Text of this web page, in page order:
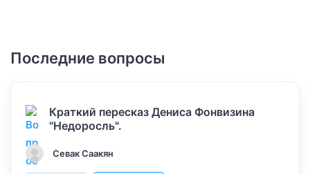
Последние вопросы
Краткий пересказ Дениса Фонвизина
"Недоросль".
Севак Саакян